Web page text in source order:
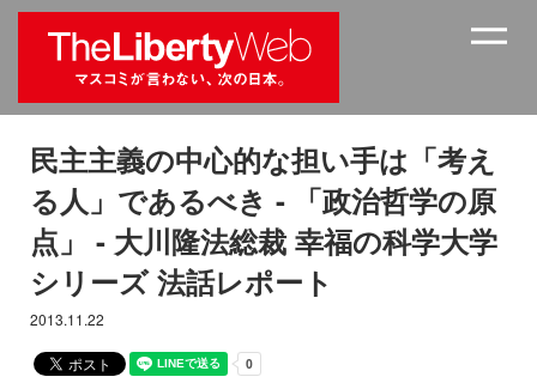
民主主義の中心的な担い手は「考え
る人」であるべき - 「政治哲学の原
点」 - 大川隆法総裁 幸福の科学大学
シリーズ 法話レポート
2013.11.22